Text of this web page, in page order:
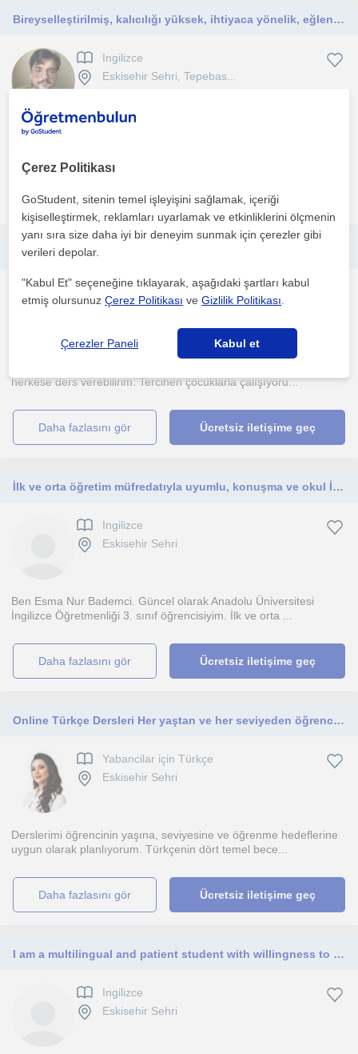
Bireyselleştirilmiş, kalıcılığı yüksek, ihtiyaca yönelik, eğlenceli İngilizce dersleri arıyorsanız doğru yerdesiniz
Ingilizce
Eskisehir Sehri, Tepebas...
- Yetişkinlere yönelik günlük konuşma amaçlı İngilizce, sosyal
daha fazlasını gör Ücretsiz iletişime geç
Fransizca
Eskisehir Sehri
herkese ders verebilirim. Tercihen çocuklarla çalışıyoru...
daha fazlasını gör Ücretsiz iletişime geç
İlk ve orta öğretim müfredatıyla uyumlu, konuşma ve okul İngilizcesi
Ingilizce
Eskisehir Sehri
Ben Esma Nur Bademci. Güncel olarak Anadolu Üniversitesi
İngilizce Öğretmenliği 3. sınıf öğrencisiyim. İlk ve orta ...
daha fazlasını gör Ücretsiz iletişime geç
Online Türkçe Dersleri Her yaştan ve her seviyeden öğrenciye yönelik online Türkçe dersleri sunuyorum.
Yabancilar için Türkçe
Eskisehir Sehri
Derslerimi öğrencinin yaşına, seviyesine ve öğrenme hedeflerine
uygun olarak planlıyorum. Türkçenin dört temel bece...
daha fazlasını gör Ücretsiz iletişime geç
I am a multilingual and patient student with willingness to help others learn and improve themselves.
Ingilizce
Eskisehir Sehri
Çerez Politikası
GoStudent, sitenin temel işleyişini sağlamak, içeriği
kişiselleştirmek, reklamları uyarlamak ve etkinliklerini ölçmenin
yanı sıra size daha iyi bir deneyim sunmak için çerezler gibi
verileri depolar.
"Kabul Et" seçeneğine tıklayarak, aşağıdaki şartları kabul
etmiş olursunuzÇerez Politikası veGizlilik Politikası
Çerezler Paneli Kabul et